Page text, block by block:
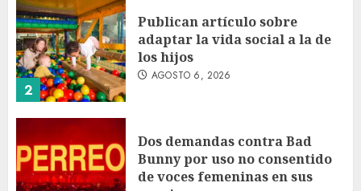
2
Publican artículo sobre
adaptar la vida social a la de
los hijos
AGOSTO 6, 2026
Dos demandas contra Bad
Bunny por uso no consentido
de voces femeninas en sus